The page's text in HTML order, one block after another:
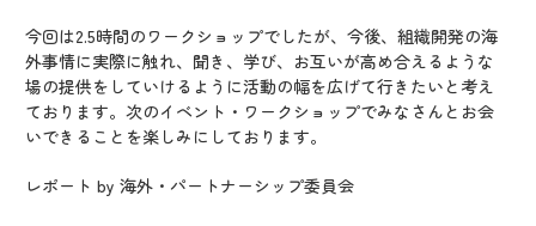
今回は2.5時間のワークショップでしたが、今後、組織開発の海
外事情に実際に触れ、聞き、学び、お互いが高め合えるような
場の提供をしていけるように活動の幅を広げて行きたいと考え
ております。次のイベント・ワークショップでみなさんとお会
いできることを楽しみにしております。
レポート by 海外・パートナーシップ委員会